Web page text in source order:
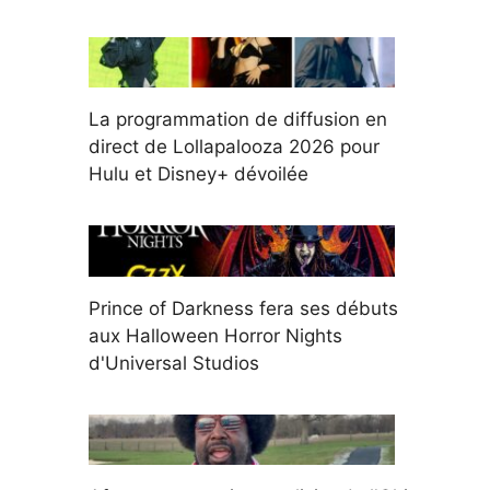
La programmation de diffusion en
direct de Lollapalooza 2026 pour
Hulu et Disney+ dévoilée
Prince of Darkness fera ses débuts
aux Halloween Horror Nights
d'Universal Studios